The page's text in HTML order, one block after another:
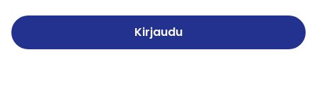
Kirjaudu